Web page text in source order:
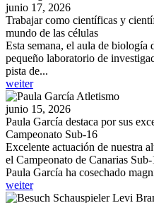
junio 17, 2026
Trabajar como científicas y
mundo de las células
Esta semana, el aula de biología
pequeño laboratorio de
pista de...
weiter
junio 15, 2026
Paula García destaca por sus
Campeonato Sub-16
Excelente actuación de nuestra
el Campeonato de Canarias
Paula García ha cosechado
weiter